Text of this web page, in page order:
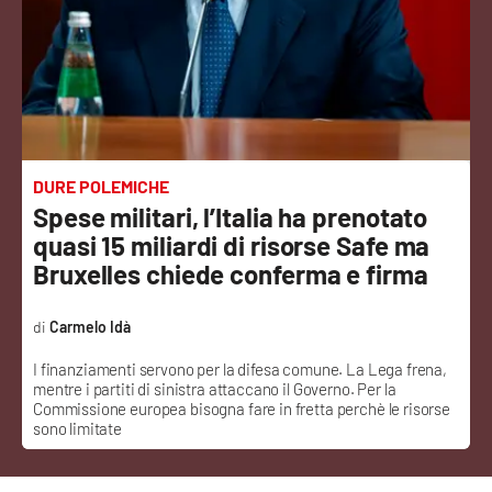
Sanità
Sport
Cultura
Podcast
Meteo
VIDEO
Ambiente
Cronaca
DURE POLEMICHE
Spese militari, l’Italia ha prenotato
quasi 15 miliardi di risorse Safe ma
Bruxelles chiede conferma e firma
I finanziamenti servono per la difesa comune. La Lega frena,
mentre i partiti di sinistra attaccano il Governo. Per la
Commissione europea bisogna fare in fretta perchè le risorse
sono limitate
Carmelo Idà